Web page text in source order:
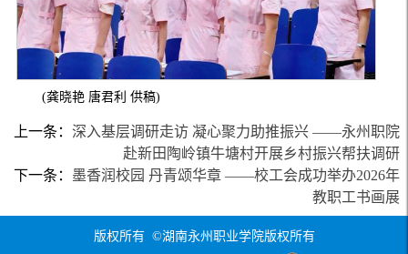
(龚晓艳 唐君利 供稿)
上一条：深入基层调研走访 凝心聚力助推振兴 ——永州职院
赴新田陶岭镇牛塘村开展乡村振兴帮扶调研
下一条： 墨香润校园 丹青颂华章 ——校工会成功举办2026年
教职工书画展
版权所有 ©湖南永州职业学院版权所有